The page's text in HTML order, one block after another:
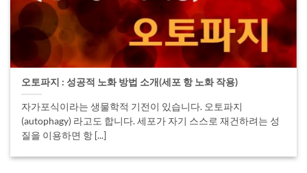
오토파지 : 성공적 노화 방법 소개(세포 항 노화 작용)
자가포식이라는 생물학적 기전이 있습니다. 오토파지
(autophagy) 라고도 합니다. 세포가 자기 스스로 재건하려는 성
질을 이용하면 항 [...]